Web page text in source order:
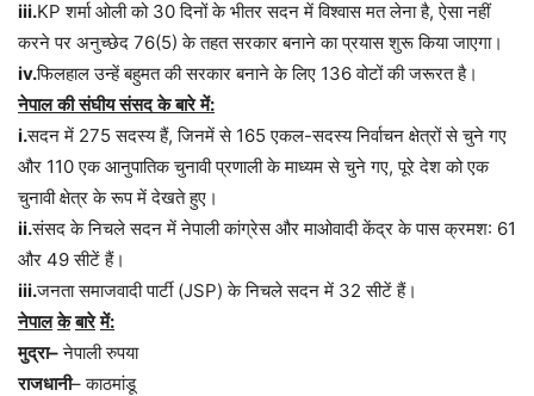
iii.KP शर्मा ओली को 30 दिनों के भीतर सदन में विश्वास मत लेना है, ऐसा नहीं
करने पर अनुच्छेद 76(5) के तहत सरकार बनाने का प्रयास शुरू किया जाएगा।
iv.फिलहाल उन्हें बहुमत की सरकार बनाने के लिए 136 वोटों की जरूरत है।
नेपाल की संघीय संसद के बारे में:
i.सदन में 275 सदस्य हैं, जिनमें से 165 एकल-सदस्य निर्वाचन क्षेत्रों से चुने गए
और 110 एक आनुपातिक चुनावी प्रणाली के माध्यम से चुने गए, पूरे देश को एक
चुनावी क्षेत्र के रूप में देखते हुए।
ii.संसद के निचले सदन में नेपाली कांग्रेस और माओवादी केंद्र के पास क्रमश: 61
और 49 सीटें हैं।
iii.जनता समाजवादी पार्टी (JSP) के निचले सदन में 32 सीटें हैं।
नेपाल के बारे में:
मुद्रा–नेपाली रुपया
राजधानी– काठमांडू